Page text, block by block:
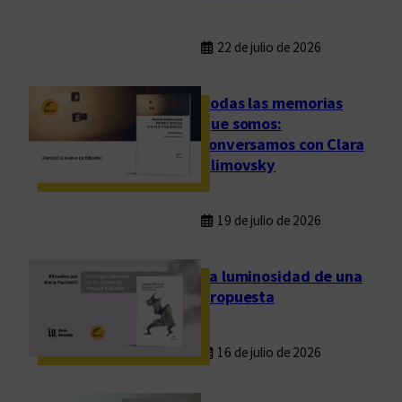
22 de julio de 2026
Todas las memorias
que somos:
conversamos con Clara
Klimovsky
19 de julio de 2026
La luminosidad de una
propuesta
16 de julio de 2026